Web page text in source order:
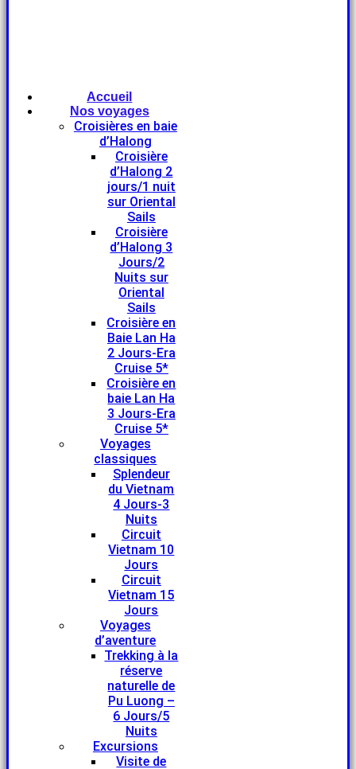
Accueil
Nos voyages
Croisières en baie
d’Halong
Croisière
d’Halong 2
jours/1 nuit
sur Oriental
Sails
Croisière
d’Halong 3
Jours/2
Nuits sur
Oriental
Sails
Croisière en
Baie Lan Ha
2 Jours-Era
Cruise 5*
Croisière en
baie Lan Ha
3 Jours-Era
Cruise 5*
Voyages
classiques
Splendeur
du Vietnam
4 Jours-3
Nuits
Circuit
Vietnam 10
Jours
Circuit
Vietnam 15
Jours
Voyages
d’aventure
Trekking à la
réserve
naturelle de
Pu Luong –
6 Jours/5
Nuits
Excursions
Visite de